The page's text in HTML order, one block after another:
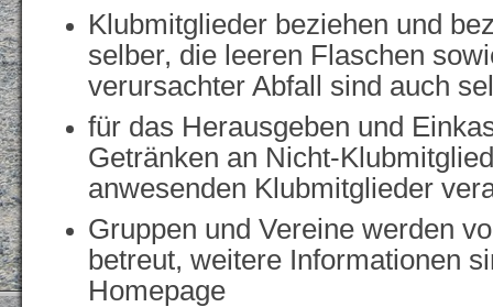
Klubmitglieder beziehen und
selber, die leeren Flaschen
verursachter Abfall sind auch
für das Herausgeben und
Getränken an Nicht-
anwesenden Klubmitglieder
Gruppen und Vereine werden
betreut, weitere Informationen
Homepage